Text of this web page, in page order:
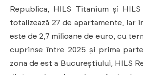
Republica, HILS Titanium și
totalizează 27 de apartamente, iar
este de 2,7 milioane de euro, cu
cuprinse între 2025 și prima
zona de est a Bucureștiului, HILS